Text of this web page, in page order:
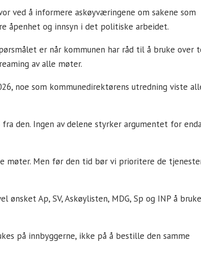
ved å informere askøyværingene om sakene som
åpenhet og innsyn i det politiske arbeidet.
er når kommunen har råd til å bruke over
av alle møter.
noe som kommunedirektørens utredning viste
den. Ingen av delene styrker argumentet for
møter. Men før den tid bør vi prioritere de
Ap, SV, Askøylisten, MDG, Sp og INP å
på innbyggerne, ikke på å bestille den samme